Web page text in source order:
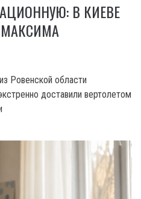
В КИЕВЕ
МАКСИМА
Ровенской области
доставили вертолетом